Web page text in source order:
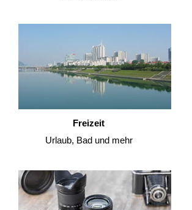
Freizeit
Urlaub, Bad und mehr